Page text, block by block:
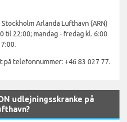
Arlanda Lufthavn (ARN)
til 22:00; mandag - fredag kl. 6:00
på telefonnummer: +46 83 027 77.
udlejningsskranke på